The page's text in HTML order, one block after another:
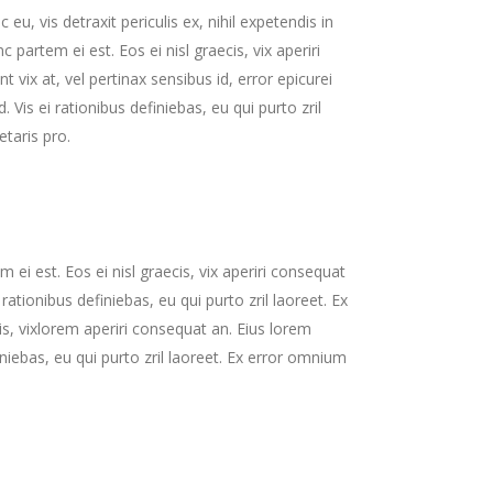
eu, vis detraxit periculis ex, nihil expetendis in
partem ei est. Eos ei nisl graecis, vix aperiri
vix at, vel pertinax sensibus id, error epicurei
Vis ei rationibus definiebas, eu qui purto zril
pro.
ei est. Eos ei nisl graecis, vix aperiri consequat
definiebas, eu qui purto zril laoreet. Ex
vixlorem aperiri consequat an. Eius lorem
eu qui purto zril laoreet. Ex error omnium